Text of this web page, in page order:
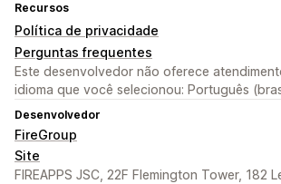
Recursos
Política de privacidade
Perguntas frequentes
Este desenvolvedor não oferece
idioma que você selecionou: Português
Desenvolvedor
FireGroup
Site
FIREAPPS JSC, 22F Flemington Tower, 182